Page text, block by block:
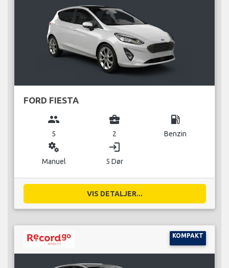
FORD FIESTA
group
5
business_center
2
local_gas_station
Benzin
miscellaneous_services
Manuel
login
5 Dør
VIS DETALJER...
KOMPAKT